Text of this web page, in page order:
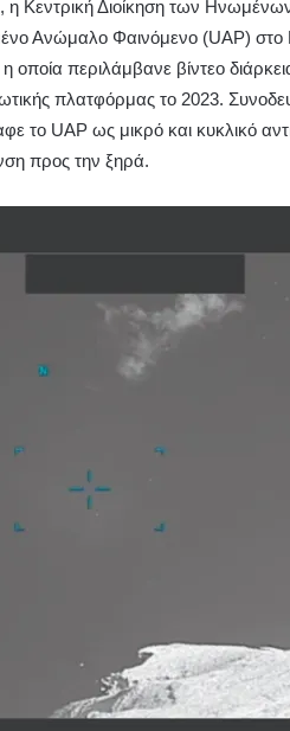
Κεντρική Διοίκηση των
Ανώμαλο Φαινόμενο (UAP) στο
περιλάμβανε βίντεο
πλατφόρμας το 2023.
το UAP ως μικρό και κυκλικό
προς την ξηρά.